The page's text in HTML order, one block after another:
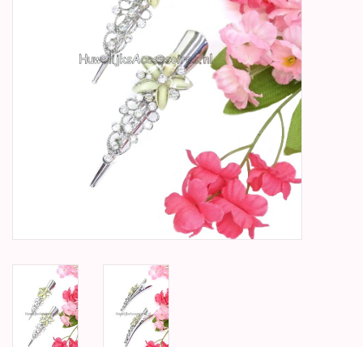
Geboorte, Doop en